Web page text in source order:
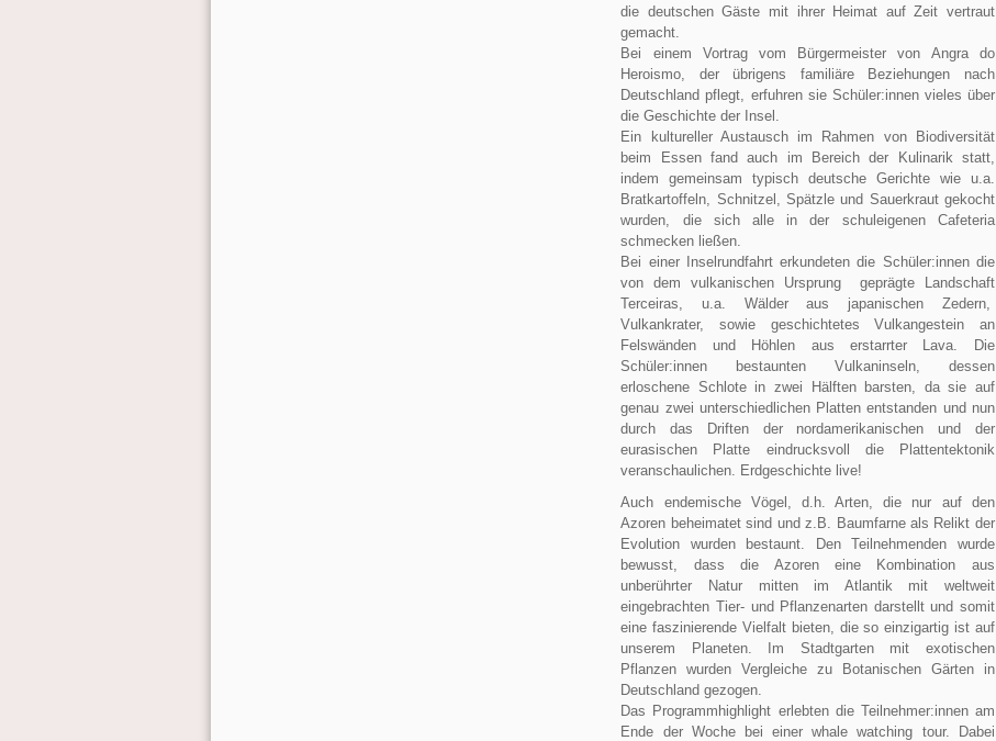
die deutschen Gäste mit ihrer Heimat auf Zeit vertraut
gemacht.
Bei einem Vortrag vom Bürgermeister von Angra do
Heroismo, der übrigens familiäre Beziehungen nach
Deutschland pflegt, erfuhren sie Schüler:innen vieles über
die Geschichte der Insel.
Ein kultureller Austausch im Rahmen von Biodiversität
beim Essen fand auch im Bereich der Kulinarik statt,
indem gemeinsam typisch deutsche Gerichte wie u.a.
Bratkartoffeln, Schnitzel, Spätzle und Sauerkraut gekocht
wurden, die sich alle in der schuleigenen Cafeteria
schmecken ließen.
Bei einer Inselrundfahrt erkundeten die Schüler:innen die
von dem vulkanischen Ursprung geprägte Landschaft
Terceiras, u.a. Wälder aus japanischen Zedern,
Vulkankrater, sowie geschichtetes Vulkangestein an
Felswänden und Höhlen aus erstarrter Lava. Die
Schüler:innen bestaunten Vulkaninseln, dessen
erloschene Schlote in zwei Hälften barsten, da sie auf
genau zwei unterschiedlichen Platten entstanden und nun
durch das Driften der nordamerikanischen und der
eurasischen Platte eindrucksvoll die Plattentektonik
veranschaulichen. Erdgeschichte live!
Auch endemische Vögel, d.h. Arten, die nur auf den
Azoren beheimatet sind und z.B. Baumfarne als Relikt der
Evolution wurden bestaunt. Den Teilnehmenden wurde
bewusst, dass die Azoren eine Kombination aus
unberührter Natur mitten im Atlantik mit weltweit
eingebrachten Tier- und Pflanzenarten darstellt und somit
eine faszinierende Vielfalt bieten, die so einzigartig ist auf
unserem Planeten. Im Stadtgarten mit exotischen
Pflanzen wurden Vergleiche zu Botanischen Gärten in
Deutschland gezogen.
Das Programmhighlight erlebten die Teilnehmer:innen am
Ende der Woche bei einer whale watching tour. Dabei